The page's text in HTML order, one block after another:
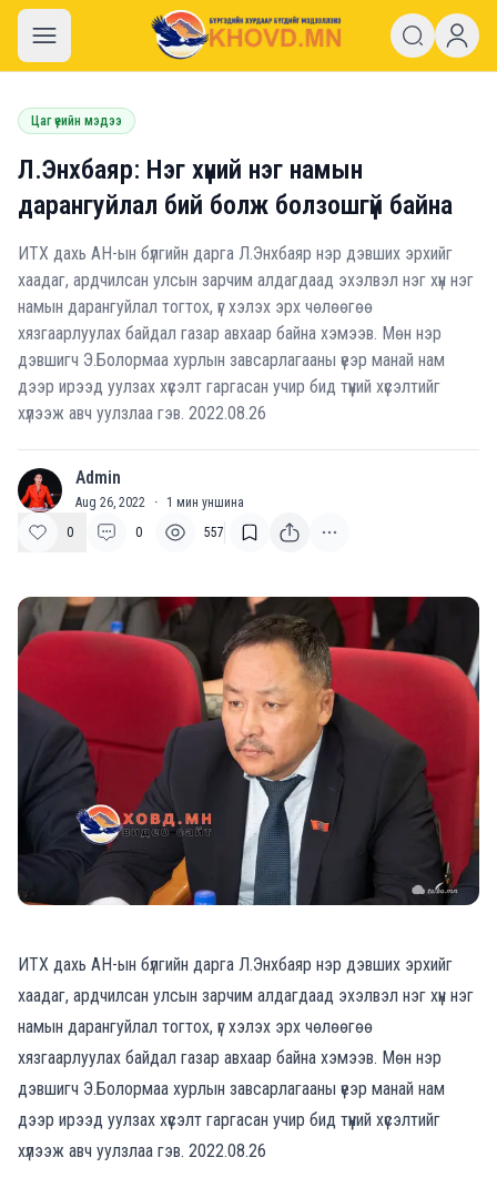
khovd.mn
Цаг үеийн мэдээ
Л.Энхбаяр: Нэг хүний нэг намын
дарангуйлал бий болж болзошгүй байна
ИТХ дахь АН-ын бүлгийн дарга Л.Энхбаяр нэр дэвших эрхийг
хаадаг, ардчилсан улсын зарчим алдагдаад эхэлвэл нэг хүн нэг
намын дарангуйлал тогтох, үг хэлэх эрх чөлөөгөө
хязгаарлуулах байдал газар авхаар байна хэмээв. Мөн нэр
дэвшигч Э.Болормаа хурлын завсарлагааны үеэр манай нам
дээр ирээд уулзах хүсэлт гаргасан учир бид түүний хүсэлтийг
хүлээж авч уулзлаа гэв. 2022.08.26
A Admin
Aug 26, 2022 · 1 мин уншина
0
0 557
ИТХ дахь АН-ын бүлгийн дарга Л.Энхбаяр нэр дэвших эрхийг
хаадаг, ардчилсан улсын зарчим алдагдаад эхэлвэл нэг хүн нэг
намын дарангуйлал тогтох, үг хэлэх эрх чөлөөгөө
хязгаарлуулах байдал газар авхаар байна хэмээв. Мөн нэр
дэвшигч Э.Болормаа хурлын завсарлагааны үеэр манай нам
дээр ирээд уулзах хүсэлт гаргасан учир бид түүний хүсэлтийг
хүлээж авч уулзлаа гэв. 2022.08.26